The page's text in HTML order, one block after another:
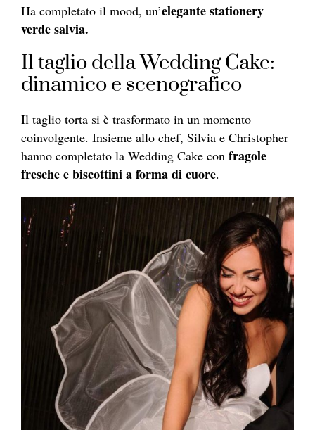
Ha completato il mood, un’elegante stationery
verde salvia.
Il taglio della Wedding Cake:
dinamico e scenografico
Il taglio torta si è trasformato in un momento
coinvolgente. Insieme allo chef, Silvia e Christopher
hanno completato la Wedding Cake con fragole
fresche e biscottini a forma di cuore.